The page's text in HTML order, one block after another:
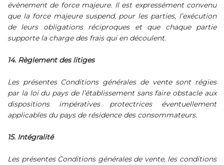
évènement de force majeure. Il est expressément convenu
que la force majeure suspend, pour les parties, l’exécution
de leurs obligations réciproques et que chaque partie
supporte la charge des frais qui en découlent.
14. Règlement des litiges
Les présentes Conditions générales de vente sont régies
par la loi du pays de l’établissement sans faire obstacle aux
dispositions impératives protectrices éventuellement
applicables du pays de résidence des consommateurs.
15. Intégralité
Les présentes Conditions générales de vente, les conditions